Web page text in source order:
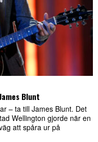
Blunt
– ta till James Blunt. Det
Wellington gjorde när en
att spåra ur på